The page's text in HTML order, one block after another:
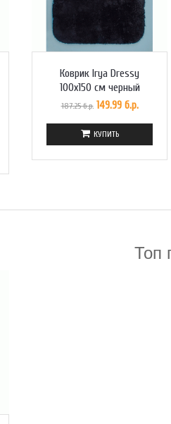
Коврик Irya Dressy
100x150 см черный
187.25 б.р. 149.99 б.р.
КУПИТЬ
Топ